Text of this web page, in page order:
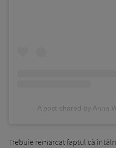
A post shared by Anna
Trebuie remarcat faptul că